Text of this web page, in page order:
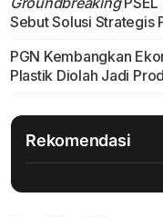
Sebut Solusi Strategis
PGN Kembangkan
Plastik Diolah Jadi
Rekomendasi